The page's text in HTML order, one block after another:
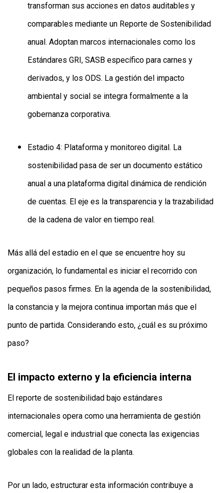
transforman sus acciones en datos auditables y
comparables mediante un Reporte de Sostenibilidad
anual. Adoptan marcos internacionales como los
Estándares GRI, SASB específico para carnes y
derivados, y los ODS. La gestión del impacto
ambiental y social se integra formalmente a la
gobernanza corporativa.
Estadio 4: Plataforma y monitoreo digital. La
sostenibilidad pasa de ser un documento estático
anual a una plataforma digital dinámica de rendición
de cuentas. El eje es la transparencia y la trazabilidad
de la cadena de valor en tiempo real.
Más allá del estadio en el que se encuentre hoy su
organización, lo fundamental es iniciar el recorrido con
pequeños pasos firmes. En la agenda de la sostenibilidad,
la constancia y la mejora continua importan más que el
punto de partida. Considerando esto, ¿cuál es su próximo
paso?
El impacto externo y la eficiencia interna
El reporte de sostenibilidad bajo estándares
internacionales opera como una herramienta de gestión
comercial, legal e industrial que conecta las exigencias
globales con la realidad de la planta.
Por un lado, estructurar esta información contribuye a